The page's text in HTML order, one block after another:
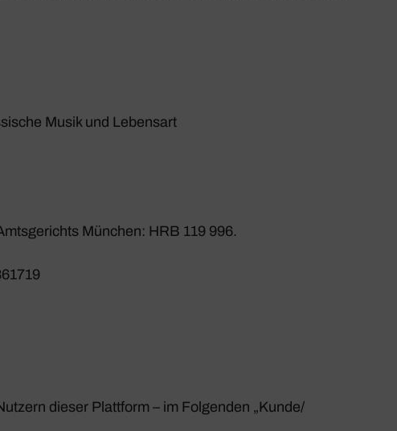
Musik und Lebensart
München: HRB 119 996.
dieser Platt­form – im Folgenden „Kunde/​